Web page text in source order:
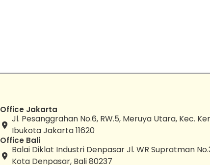
Office Jakarta
Jl. Pesanggrahan No.6, RW.5, Meruya Utara, Kec.
Ibukota Jakarta 11620
Office Bali
Balai Diklat Industri Denpasar Jl. WR Supratman
Kota Denpasar, Bali 80237